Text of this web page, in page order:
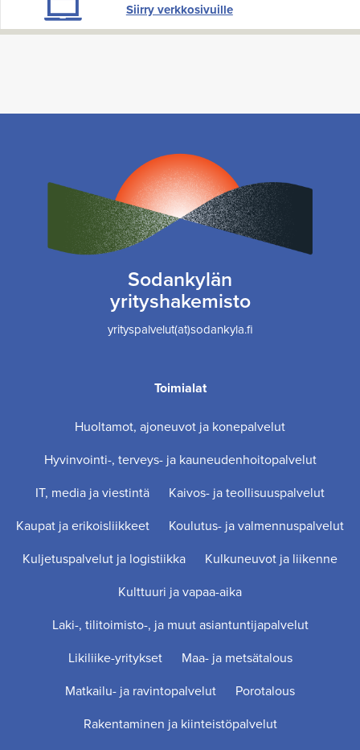
Siirry verkkosivuille
Sodankylän
yrityshakemisto
yrityspalvelut(at)sodankyla.fi
Toimialat
Huoltamot, ajoneuvot ja konepalvelut
Hyvinvointi-, terveys- ja kauneudenhoitopalvelut
IT, media ja viestintä
Kaivos- ja teollisuuspalvelut
Kaupat ja erikoisliikkeet
Koulutus- ja valmennuspalvelut
Kuljetuspalvelut ja logistiikka
Kulkuneuvot ja liikenne
Kulttuuri ja vapaa-aika
Laki-, tilitoimisto-, ja muut asiantuntijapalvelut
Likiliike-yritykset
Maa- ja metsätalous
Matkailu- ja ravintopalvelut
Porotalous
Rakentaminen ja kiinteistöpalvelut